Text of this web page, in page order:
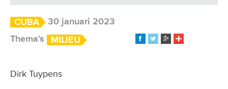
CUBA
30 januari 2023
Thema's
MILIEU
Dirk Tuypens